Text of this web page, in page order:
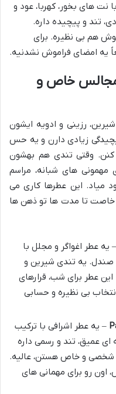
نت های بخور، کهربا، عود و
تند و پیچیده داره.
هم بی نظیره. برای
یه امضای فراموش نشدنیه.
مجالس خاص و
رزینی و ادویه ایشون
زیادی دارن و یه حس
کنن. وقتی تندی هم بهشون
مهمونی های شبانه، مراسم
میاد. این عطرها کاری می
تا مدت ها تو ذهن ها
– یه عطر اغواگر و مجلل با
صندل. یه تندی شیرین و
این عطر برای شب، قرارهای
بی نظیره و حسابی
– یه عطر اشرافی با ترکیب
ای عمیق، تند و رسمی داره
شخصی و خاص هستن، عالیه.
رو برای مهمانی های